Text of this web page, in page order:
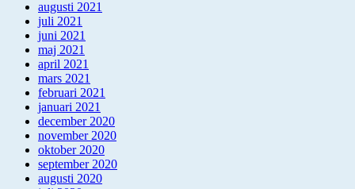
augusti 2021
juli 2021
juni 2021
maj 2021
april 2021
mars 2021
februari 2021
januari 2021
december 2020
november 2020
oktober 2020
september 2020
augusti 2020